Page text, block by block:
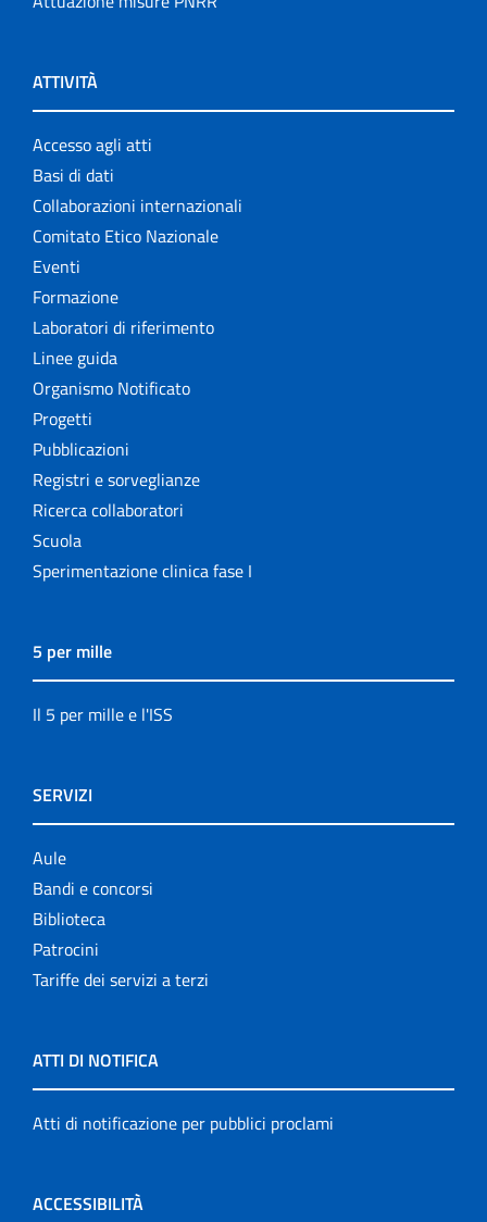
ATTIVITÀ
Accesso agli atti
Basi di dati
Collaborazioni internazionali
Comitato Etico Nazionale
Eventi
Formazione
Laboratori di riferimento
Linee guida
Organismo Notificato
Progetti
Pubblicazioni
Registri e sorveglianze
Ricerca collaboratori
Scuola
Sperimentazione clinica fase I
5 per mille
Il 5 per mille e l'ISS
SERVIZI
Aule
Bandi e concorsi
Biblioteca
Patrocini
Tariffe dei servizi a terzi
ATTI DI NOTIFICA
Atti di notificazione per pubblici proclami
ACCESSIBILITÀ